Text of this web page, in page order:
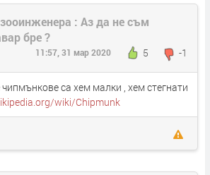
: Аз да не съм
бре ?
5 -1
11:57, 31 мар 2020
са хем малки , хем стегнати
wiki/Chipmunk